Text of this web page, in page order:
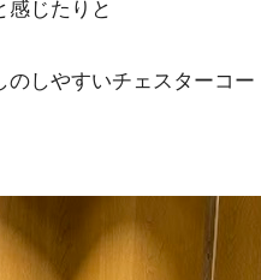
感じたりと
しやすいチェスターコー